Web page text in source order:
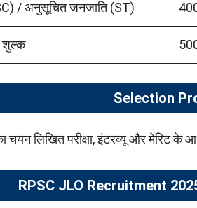
/ अनुसूचित जनजाति (ST)
शुल्क
Selection
चयन लिखित परीक्षा, इंटरव्यू और मेरिट के
RPSC JLO Recruitment